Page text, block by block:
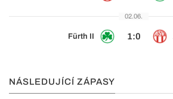
02.06.
Fürth II 1:0
NÁSLEDUJÍCÍ ZÁPASY